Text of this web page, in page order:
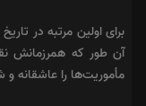
آن طور که همرزمانش
مأموریت‌ها را عاشقانه